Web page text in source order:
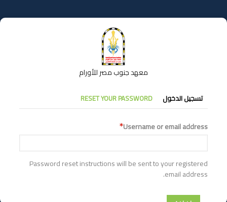
إلى
المحتوى
معهد جنوب مصر للأورام
التبويبات
الأساسية
تسجيل الدخول RESET YOUR PASSWORD
Username or email address
Password reset instructions will be sent to your registered
email address.